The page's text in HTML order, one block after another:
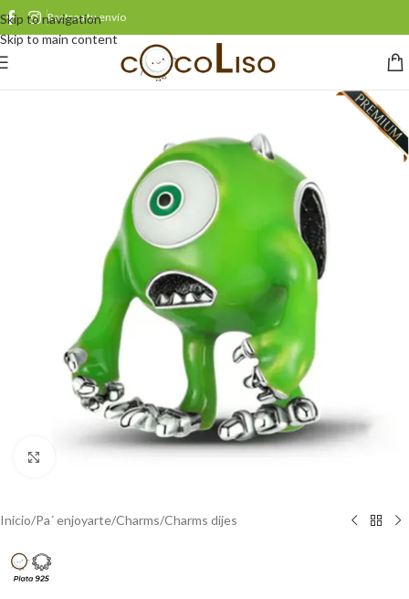
Skip to navigation
Skip to main content
Rastrea tu envío
Clic para agrandar
Inicio/Pa´ enjoyarte/Charms/Charms dijes